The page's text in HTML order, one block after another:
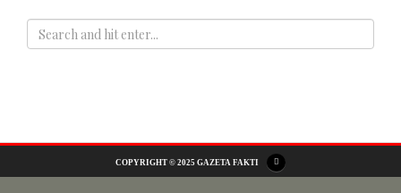
COPYRIGHT © 2025 GAZETA FAKTI